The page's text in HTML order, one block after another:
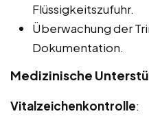
Flüssigkeitszufuhr.
Überwachung der
Dokumentation.
Medizinische
Vitalzeichenkontrolle: